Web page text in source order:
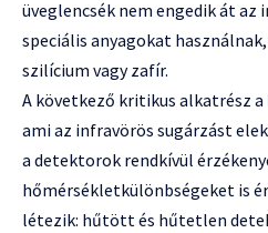
üveglencsék nem engedik át az
speciális anyagokat
szilícium vagy zafír.
A következő kritikus alkatrész a
ami az infravörös sugárzást
a detektorok rendkívül
hőmérsékletkülönbségeket is
létezik: hűtött és hűtetlen